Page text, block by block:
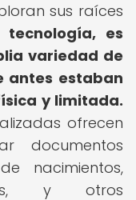
sus raíces
es
variedad de
antes estaban
y limitada.
ofrecen
documentos
nacimientos,
y otros